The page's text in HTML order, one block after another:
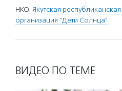
НКО: Якутская
организация "Дети Солнца"
ВИДЕО ПО ТЕМЕ